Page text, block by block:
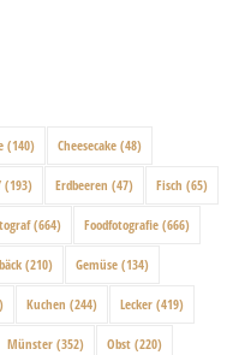
(140) Cheesecake (48)
(193) Erdbeeren (47) Fisch (65)
(664) Foodfotografie (666)
(210) Gemüse (134)
Kuchen (244) Lecker (419)
Münster (352) Obst (220)